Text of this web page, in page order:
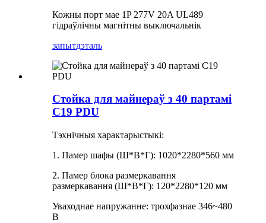
Кожны порт мае 1P 277V 20A UL489
гідраўлічны магнітны выключальнік
запытдэталь
Стойка для майнераў з 40 партамі
C19 PDU
Тэхнічныя характарыстыкі:
1. Памер шафы (Ш*В*Г): 1020*2280*560 мм
2. Памер блока размеркавання
размеркавання (Ш*В*Г): 120*2280*120 мм
Уваходнае напружанне: трохфазнае 346~480
В